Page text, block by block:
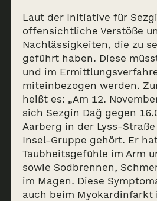
Laut der Initiative für
offensichtliche Verstöße
Nachlässigkeiten, die zu
geführt haben. Diese
und im
miteinbezogen werden.
heißt es: „Am 12.
sich Sezgin Dağ gegen
Aarberg in der Lyss-
Insel-Gruppe gehört. Er
Taubheitsgefühle im Arm
sowie Sodbrennen,
im Magen. Diese
auch beim Myokardinfarkt